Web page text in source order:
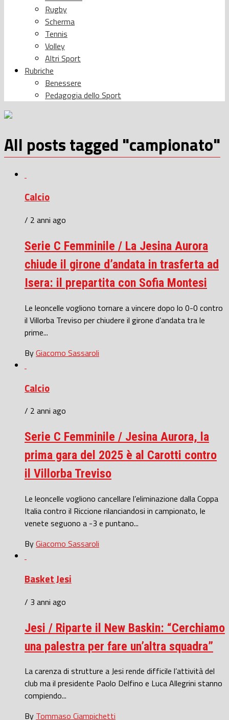
Rugby
Scherma
Tennis
Volley
Altri Sport
Rubriche
Benessere
Pedagogia dello Sport
All posts tagged "campionato"
Calcio
/ 2 anni ago
Serie C Femminile / La Jesina Aurora
chiude il girone d’andata in trasferta ad
Isera: il prepartita con Sofia Montesi
Le leoncelle vogliono tornare a vincere dopo lo 0-0 contro
il Villorba Treviso per chiudere il girone d’andata tra le
prime...
ByGiacomo Sassaroli
Calcio
/ 2 anni ago
Serie C Femminile / Jesina Aurora, la
prima gara del 2025 è al Carotti contro
il Villorba Treviso
Le leoncelle vogliono cancellare l’eliminazione dalla Coppa
Italia contro il Riccione rilanciandosi in campionato, le
venete seguono a -3 e puntano...
ByGiacomo Sassaroli
Basket Jesi
/ 3 anni ago
Jesi / Riparte il New Baskin: “Cerchiamo
una palestra per fare un’altra squadra”
La carenza di strutture a Jesi rende difficile l’attività del
club ma il presidente Paolo Delfino e Luca Allegrini stanno
compiendo...
By Tommaso Ciampichetti